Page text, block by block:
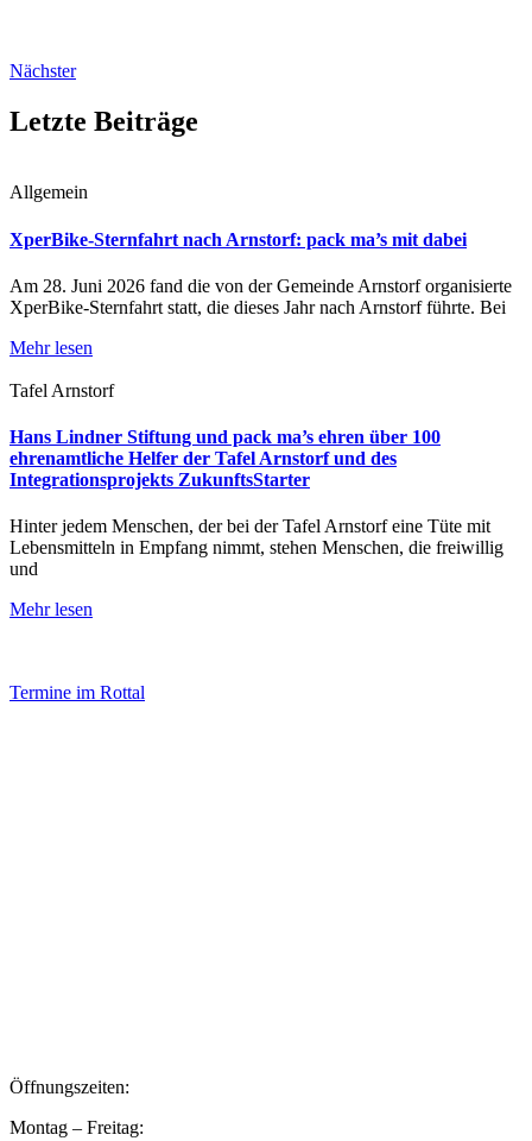
Nächster
Letzte Beiträge
Allgemein
XperBike-Sternfahrt nach Arnstorf: pack ma’s mit dabei
Am 28. Juni 2026 fand die von der Gemeinde Arnstorf organisierte
XperBike-Sternfahrt statt, die dieses Jahr nach Arnstorf führte. Bei
Mehr lesen
Tafel Arnstorf
Hans Lindner Stiftung und pack ma’s ehren über 100
ehrenamtliche Helfer der Tafel Arnstorf und des
Integrationsprojekts ZukunftsStarter
Hinter jedem Menschen, der bei der Tafel Arnstorf eine Tüte mit
Lebensmitteln in Empfang nimmt, stehen Menschen, die freiwillig
und
Mehr lesen
Termine im Rottal
Öffnungszeiten:
Montag – Freitag: